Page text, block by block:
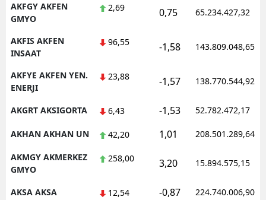
AKFGY AKFEN
GMYO
2,69 0,75 65.234.427,32
AKFIS AKFEN
INSAAT
96,55 -1,58 143.809.048,65
AKFYE AKFEN YEN.
ENERJI
23,88 -1,57 138.770.544,92
AKGRT AKSIGORTA 6,43 -1,53 52.782.472,17
AKHAN AKHAN UN 42,20 1,01 208.501.289,64
AKMGY AKMERKEZ
GMYO
258,00 3,20 15.894.575,15
AKSA AKSA 12,54 -0,87 224.740.006,90